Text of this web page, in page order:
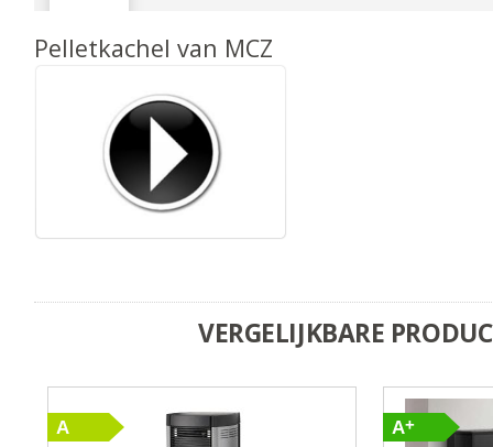
Pelletkachel van MCZ
VERGELIJKBARE